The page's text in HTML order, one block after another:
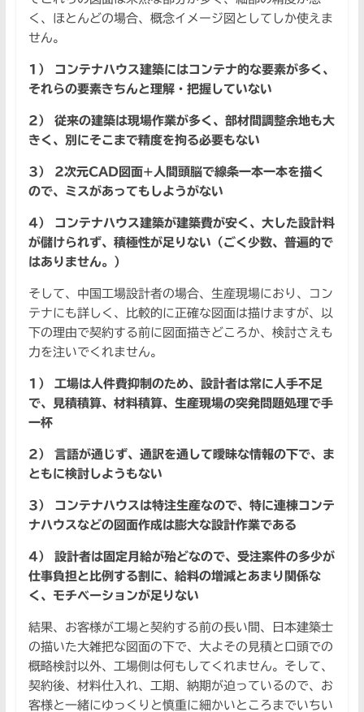
く、ほとんどの場合、概念イメージ図としてしか使えま
せん。
1） コンテナハウス建築にはコンテナ的な要素が多く、
それらの要素きちんと理解・把握していない
2） 従来の建築は現場作業が多く、部材間調整余地も大
きく、別にそこまで精度を拘る必要もない
3） 2次元CAD図面+人間頭脳で線条一本一本を描く
ので、ミスがあってもしようがない
4） コンテナハウス建築が建築費が安く、大した設計料
が儲けられず、積極性が足りない（ごく少数、普遍的で
はありません。）
そして、中国工場設計者の場合、生産現場におり、コン
テナにも詳しく、比較的に正確な図面は描けますが、以
下の理由で契約する前に図面描きどころか、検討さえも
力を注いでくれません。
1） 工場は人件費抑制のため、設計者は常に人手不足
で、見積積算、材料積算、生産現場の突発問題処理で手
一杯
2） 言語が通じず、通訳を通して曖昧な情報の下で、ま
ともに検討しようもない
3） コンテナハウスは特注生産なので、特に連棟コンテ
ナハウスなどの図面作成は膨大な設計作業である
4） 設計者は固定月給が殆どなので、受注案件の多少が
仕事負担と比例する割に、給料の増減とあまり関係な
く、モチベーションが足りない
結果、お客様が工場と契約する前の長い間、日本建築士
の描いた大雑把な図面の下で、大よその見積と口頭での
概略検討以外、工場側は何もしてくれません。そして、
契約後、材料仕入れ、工期、納期が迫っているので、お
客様と一緒にゆっくりと慎重に細かいところまでいちい